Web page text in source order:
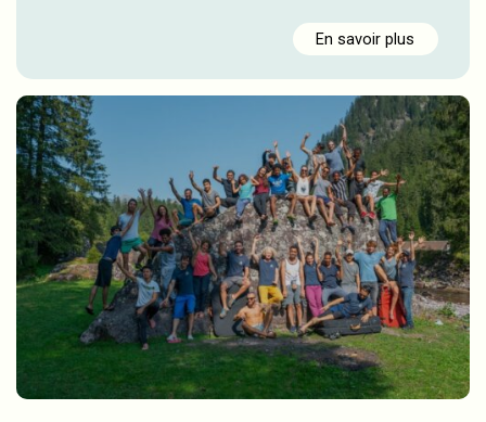
En savoir plus